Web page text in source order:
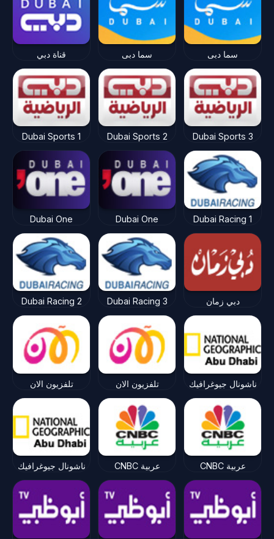
قناة دبي سما دبى سما دبى
Dubai Sports 1 Dubai Sports 2 Dubai Sports 3
Dubai One Dubai One Dubai Racing 1
Dubai Racing 2 Dubai Racing 3 دبي زمان
تلفزيون الان تلفزيون الان ناشونال جيوغرافيك
ناشونال جيوغرافيك CNBC عربية CNBC عربية